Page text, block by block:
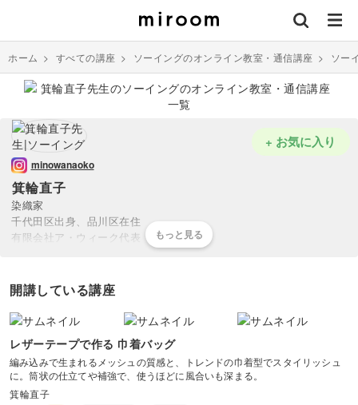
ホーム > すべての講座 > ソーイングのオンライン教室・通信講座 > ソー
箕輪直子
minowanaoko
染織家
千代田区出身、品川区在住
有限会社ア・ウィーク代表
楽習フォーラムリビングアート手織倶楽部会長
著書は「手織り大全」「草木染め大全」「裂織り大全」「裂き織りレ
ッスン」など30冊以上
+ お気に入り
開講している講座
レザーテープで作る 巾着バッグ
編み込みで生まれるメッシュの質感と、トレンドの巾着型でスタイリッシュ
に。筒状の仕立てや補強で、使うほどに風合いも深まる。
箕輪直子